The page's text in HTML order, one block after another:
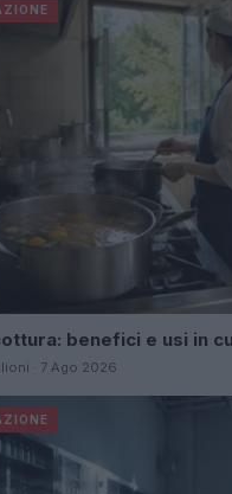
benefici e usi in
· 7 Ago 2026